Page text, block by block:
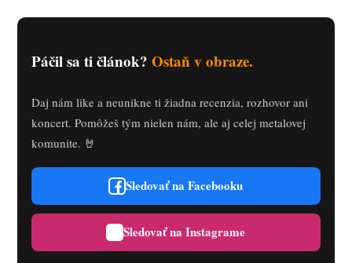
Páčil sa ti článok? Ostaň v obraze.
Daj nám like a neunikne ti žiadna recenzia, rozhovor ani
koncert. Pomôžeš tým nielen nám, ale aj celej metalovej
komunite. 🤘
Sledovať na Facebooku
Sledovať na Instagrame